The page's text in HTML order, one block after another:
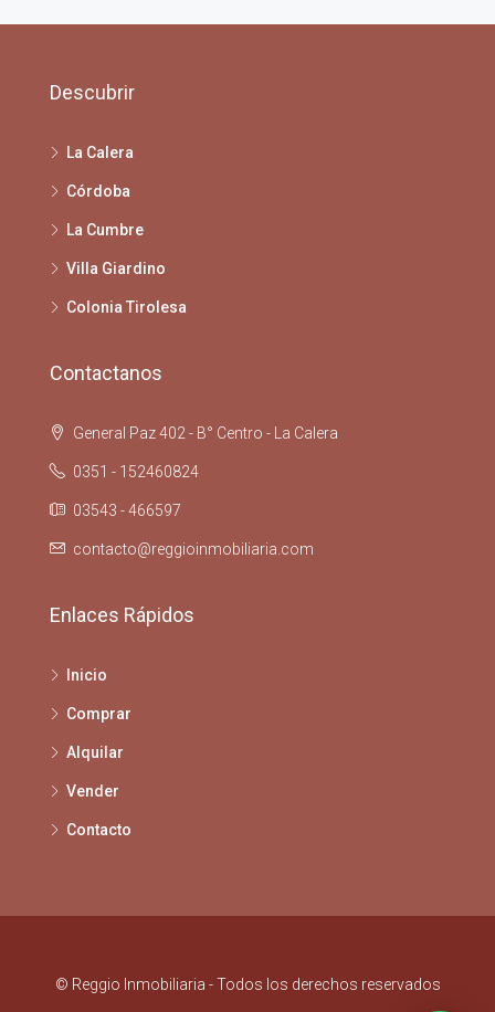
Descubrir
La Calera
Córdoba
La Cumbre
Villa Giardino
Colonia Tirolesa
Contactanos
General Paz 402 - B° Centro - La Calera
0351 - 152460824
03543 - 466597
contacto@reggioinmobiliaria.com
Enlaces Rápidos
Inicio
Comprar
Alquilar
Vender
Contacto
© Reggio Inmobiliaria - Todos los derechos reservados